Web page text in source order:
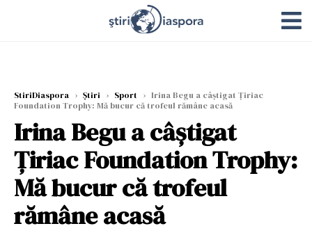
StiriDiaspora › Știri › Sport › Irina Begu a câştigat Ţiriac
Foundation Trophy: Mă bucur că trofeul rămâne acasă
Irina Begu a câştigat
Ţiriac Foundation Trophy:
Mă bucur că trofeul
rămâne acasă